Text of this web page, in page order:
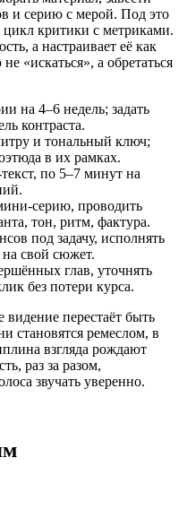
и серию с мерой. Под это
критики с метриками.
а настраивает её как
«искаться», а обретаться
на 4–6 недель; задать
контраста.
и тональный ключ;
в их рамках.
по 5–7 минут на
серию, проводить
тон, ритм, фактура.
под задачу, исполнять
свой сюжет.
глав, уточнять
без потери курса.
видение перестаёт быть
становятся ремеслом, в
взгляда рождают
раз за разом,
звучать уверенно.